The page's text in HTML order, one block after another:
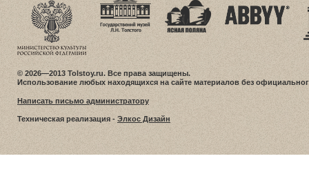
© 2026—2013 Tolstoy.ru. Все права защищены.
Использование любых находящихся на сайте материалов без
Написать письмо администратору
Техническая реализация - Элкос Дизайн